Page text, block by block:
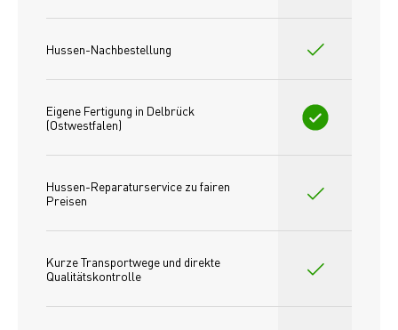
Hussen-Nachbestellung
Eigene Fertigung in Delbrück
(Ostwestfalen)
Hussen-Reparaturservice zu fairen
Preisen​
Kurze Transportwege und direkte
Qualitätskontrolle